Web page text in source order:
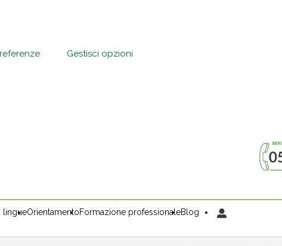
Gestisci opzioni
lingueOrientamentoFormazione professionaleBlog